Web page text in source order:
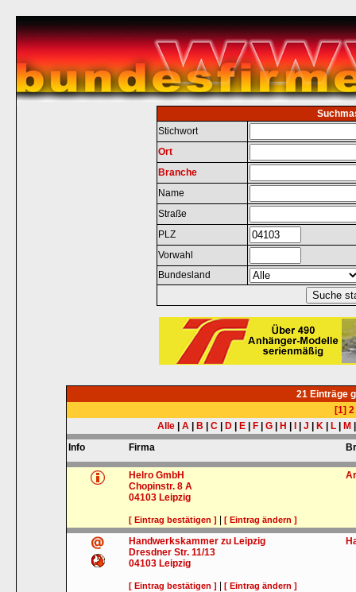
Stichwort
Ort
Branche
Name
Straße
PLZ
Vorwahl
Bundesland
21 Einträge
[1] 2
Alle
A B C D E F G H J K L M
Info
Firma
Helro GmbH
Chopinstr. 8 A
04103 Leipzig
[ Eintrag bestätigen ] |[ Eintrag ändern ]
Handwerkskammer zu Leipzig
Dresdner Str. 11/13
04103 Leipzig
[ Eintrag bestätigen ] |[ Eintrag ändern ]